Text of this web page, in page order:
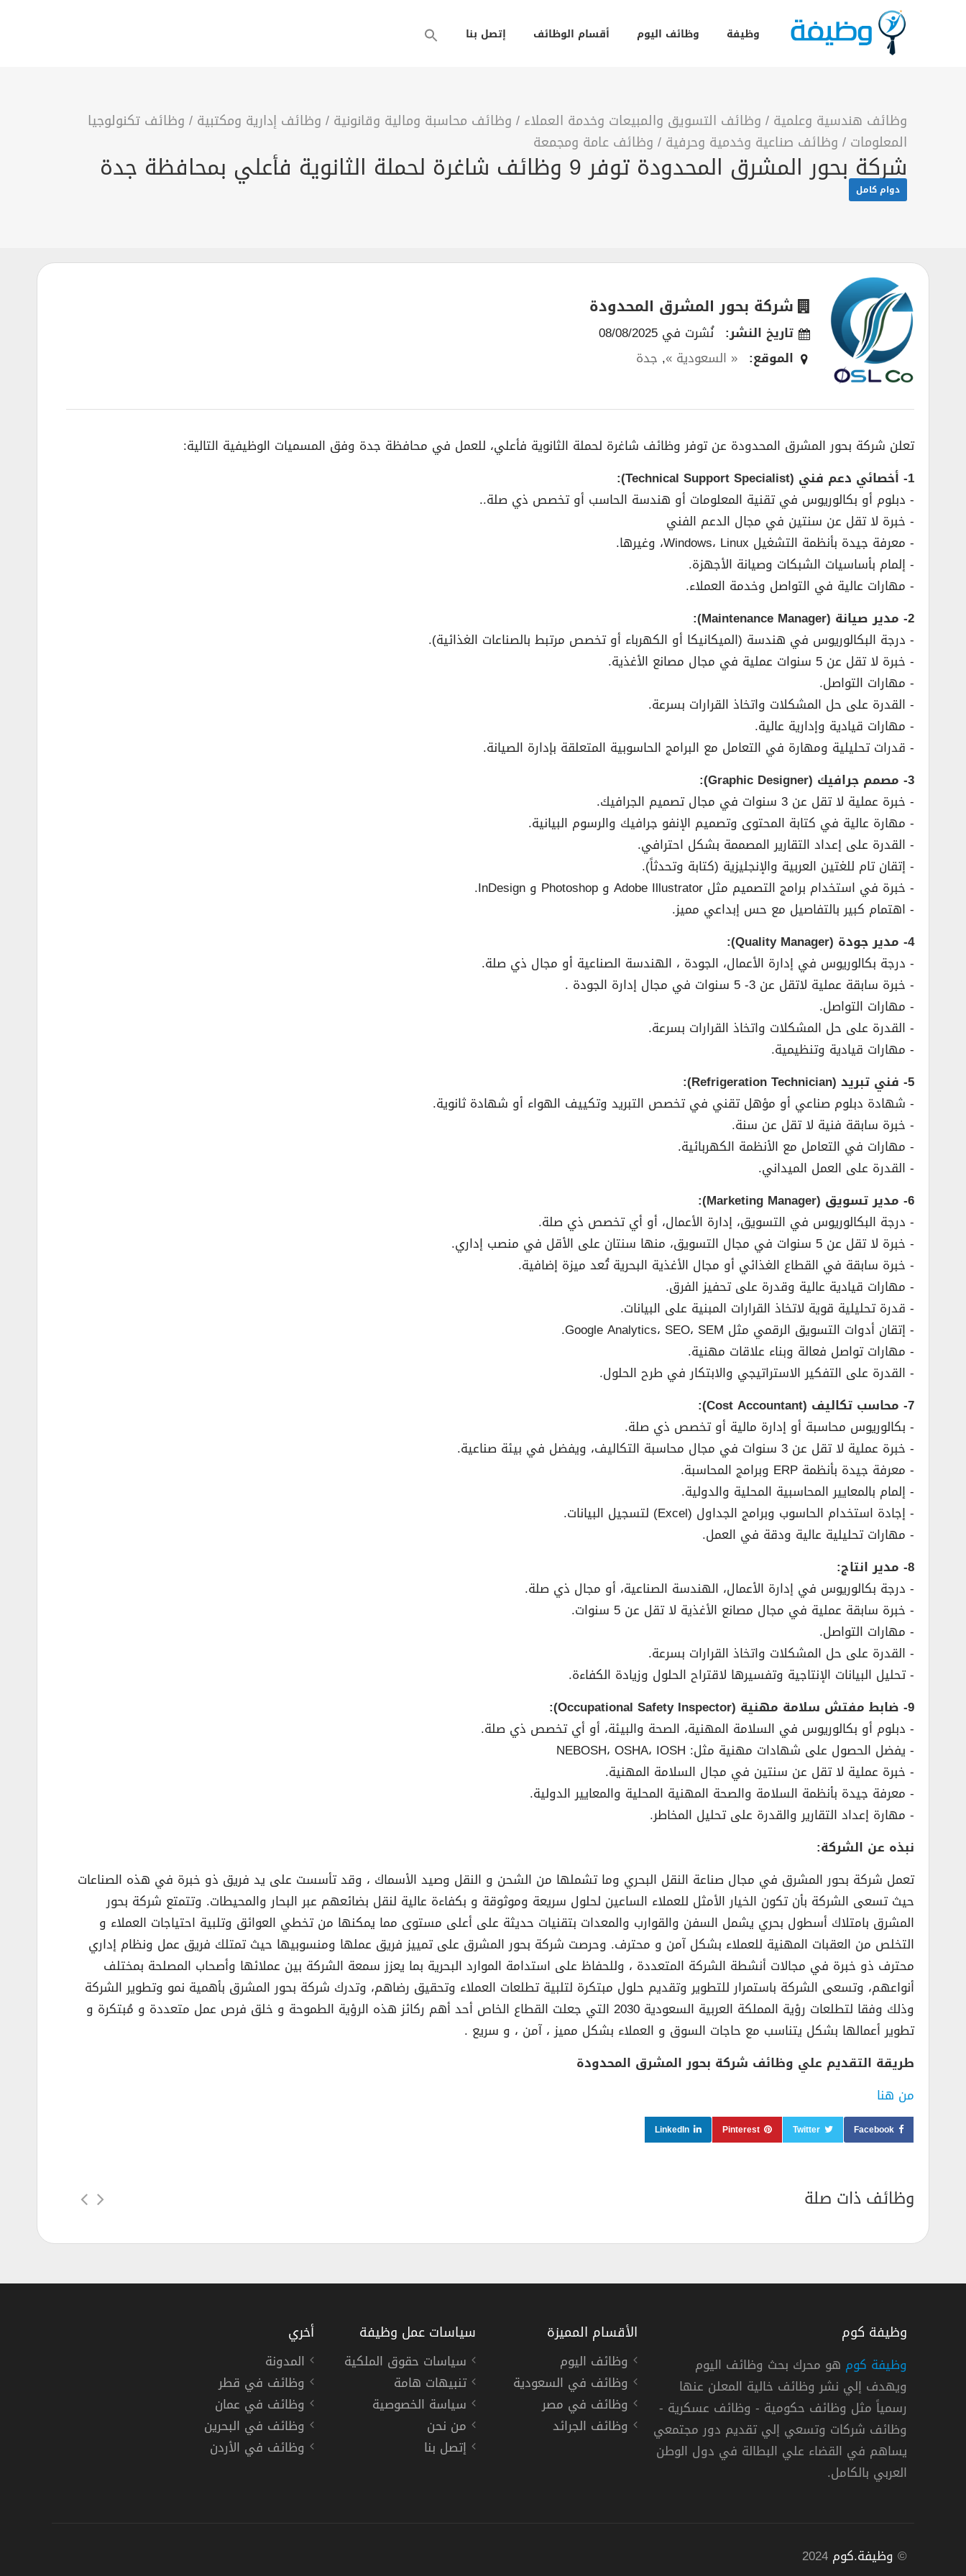
وظيفة وظائف اليوم أقسام الوظائف إتصل بنا
وظائف هندسية وعلمية / وظائف التسويق والمبيعات وخدمة العملاء / وظائف محاسبة ومالية وقانونية / وظائف إدارية ومكتبية / وظائف تكنولوجيا
المعلومات / وظائف صناعية وخدمية وحرفية / وظائف عامة ومجمعة
شركة بحور المشرق المحدودة توفر 9 وظائف شاغرة لحملة الثانوية فأعلي بمحافظة جدة
دوام كامل
شركة بحور المشرق المحدودة
تاريخ النشر: نُشرت في 08/08/2025
الموقع: « السعودية », جدة
تعلن شركة بحور المشرق المحدودة عن توفر وظائف شاغرة لحملة الثانوية فأعلي، للعمل في محافظة جدة وفق المسميات الوظيفية التالية:
1- أخصائي دعم فني (Technical Support Specialist):
­- دبلوم أو بكالوريوس في تقنية المعلومات أو هندسة الحاسب أو تخصص ذي صلة..
­- خبرة لا تقل عن سنتين في مجال الدعم الفني
­- معرفة جيدة بأنظمة التشغيل Windows، Linux، وغيرها.
­- إلمام بأساسيات الشبكات وصيانة الأجهزة.
­- مهارات عالية في التواصل وخدمة العملاء.
2- مدير صيانة (Maintenance Manager):
­- درجة البكالوريوس في هندسة (الميكانيكا أو الكهرباء أو تخصص مرتبط بالصناعات الغذائية).
­- خبرة لا تقل عن 5 سنوات عملية في مجال مصانع الأغذية.
­- مهارات التواصل.
­- القدرة على حل المشكلات واتخاذ القرارات بسرعة.
­- مهارات قيادية وإدارية عالية.
­- قدرات تحليلية ومهارة في التعامل مع البرامج الحاسوبية المتعلقة بإدارة الصيانة.
3- مصمم جرافيك (Graphic Designer):
­- خبرة عملية لا تقل عن 3 سنوات في مجال تصميم الجرافيك.
­- مهارة عالية في كتابة المحتوى وتصميم الإنفو جرافيك والرسوم البيانية.
­- القدرة على إعداد التقارير المصممة بشكل احترافي.
­- إتقان تام للغتين العربية والإنجليزية (كتابة وتحدثاً).
­- خبرة في استخدام برامج التصميم مثل Adobe Illustrator و Photoshop و InDesign.
­- اهتمام كبير بالتفاصيل مع حس إبداعي مميز.
4- مدير جودة (Quality Manager):
­- درجة بكالوريوس في إدارة الأعمال، الجودة ، الهندسة الصناعية أو مجال ذي صلة.
­- خبرة سابقة عملية لاتقل عن 3- 5 سنوات في مجال إدارة الجودة .
­- مهارات التواصل.
­- القدرة على حل المشكلات واتخاذ القرارات بسرعة.
­- مهارات قيادية وتنظيمية.
5- فني تبريد (Refrigeration Technician):
­- شهادة دبلوم صناعي أو مؤهل تقني في تخصص التبريد وتكييف الهواء أو شهادة ثانوية.
­- خبرة سابقة فنية لا تقل عن سنة.
­- مهارات في التعامل مع الأنظمة الكهربائية.
­- القدرة على العمل الميداني.
6- مدير تسويق (Marketing Manager):
­- درجة البكالوريوس في التسويق، إدارة الأعمال، أو أي تخصص ذي صلة.
­- خبرة لا تقل عن 5 سنوات في مجال التسويق، منها سنتان على الأقل في منصب إداري.
­- خبرة سابقة في القطاع الغذائي أو مجال الأغذية البحرية تُعد ميزة إضافية.
­- مهارات قيادية عالية وقدرة على تحفيز الفرق.
­- قدرة تحليلية قوية لاتخاذ القرارات المبنية على البيانات.
­- إتقان أدوات التسويق الرقمي مثل Google Analytics، SEO، SEM.
­- مهارات تواصل فعالة وبناء علاقات مهنية.
­- القدرة على التفكير الاستراتيجي والابتكار في طرح الحلول.
7- محاسب تكاليف (Cost Accountant):
­- بكالوريوس محاسبة أو إدارة مالية أو تخصص ذي صلة.
­- خبرة عملية لا تقل عن 3 سنوات في مجال محاسبة التكاليف، ويفضل في بيئة صناعية.
­- معرفة جيدة بأنظمة ERP وبرامج المحاسبة.
­- إلمام بالمعايير المحاسبية المحلية والدولية.
­- إجادة استخدام الحاسوب وبرامج الجداول (Excel) لتسجيل البيانات.
­- مهارات تحليلية عالية ودقة في العمل.
8- مدير انتاج:
­- درجة بكالوريوس في إدارة الأعمال، الهندسة الصناعية، أو مجال ذي صلة.
­- خبرة سابقة عملية في مجال مصانع الأغذية لا تقل عن 5 سنوات.
­- مهارات التواصل.
­- القدرة على حل المشكلات واتخاذ القرارات بسرعة.
­- تحليل البيانات الإنتاجية وتفسيرها لاقتراح الحلول وزيادة الكفاءة.
9- ضابط مفتش سلامة مهنية (Occupational Safety Inspector):
­- دبلوم أو بكالوريوس في السلامة المهنية، الصحة والبيئة، أو أي تخصص ذي صلة.
­- يفضل الحصول على شهادات مهنية مثل: NEBOSH، OSHA، IOSH
­- خبرة عملية لا تقل عن سنتين في مجال السلامة المهنية.
­- معرفة جيدة بأنظمة السلامة والصحة المهنية المحلية والمعايير الدولية.
­- مهارة إعداد التقارير والقدرة على تحليل المخاطر.
نبذه عن الشركة:
تعمل شركة بحور المشرق في مجال صناعة النقل البحري وما تشملها من الشحن و النقل وصيد الأسماك ، وقد تأسست على يد فريق ذو خبرة في هذه الصناعات
حيث تسعى الشركة بأن تكون الخيار الأمثل للعملاء الساعين لحلول سريعة وموثوقة و بكفاءة عالية لنقل بضائعهم عبر البحار والمحيطات. وتتمتع شركة بحور
المشرق بامتلاك أسطول بحري يشمل السفن والقوارب والمعدات بتقنيات حديثة على أعلى مستوى مما يمكنها من تخطي العوائق وتلبية احتياجات العملاء و
التخلص من العقبات المهنية للعملاء بشكل آمن و محترف. وحرصت شركة بحور المشرق على تمييز فريق عملها ومنسوبيها حيث تمتلك فريق عمل ونظام إداري
محترف ذو خبرة في مجالات أنشطة الشركة المتعددة ، وللحفاظ على استدامة الموارد البحرية بما يعزز سمعة الشركة بين عملائها وأصحاب المصلحة بمختلف
أنواعهم، وتسعى الشركة باستمرار للتطوير وتقديم حلول مبتكرة لتلبية تطلعات العملاء وتحقيق رضاهم، وتدرك شركة بحور المشرق بأهمية نمو وتطوير الشركة
وذلك وفقا لتطلعات رؤية المملكة العربية السعودية 2030 التي جعلت القطاع الخاص أحد أهم ركائز هذه الرؤية الطموحة و خلق فرص عمل متعددة و مُبتكرة و
تطوير أعمالها بشكل يتناسب مع حاجات السوق و العملاء بشكل مميز ، آمن ، و سريع .
طريقة التقديم علي وظائف شركة بحور المشرق المحدودة
من هنا
Facebook
Twitter
Pinterest
LinkedIn
وظائف ذات صلة
وظيفة مدقق داخلي أول في شركة طيران أديل بجدة
جدة
شركة رينتوكيل انيشيال توفر 15 وظيفة لحملة الثانوي فأعلي بالرياض وجدة والدمام
شركة رينتوكيل انيشيال
« السعودية »,الرياض, جدة,الدمام
وظيفة كوم
وظيفة كوم هو محرك بحث وظائف اليوم
ويهدف إلي نشر وظائف خالية المعلن عنها
رسمياً مثل وظائف حكومية - وظائف عسكرية -
وظائف شركات وتسعي إلي تقديم دور مجتمعي
يساهم في القضاء علي البطالة في دول الوطن
العربي بالكامل.
الأقسام المميزة
وظائف اليوم
وظائف في السعودية
وظائف في مصر
وظائف الجرائد
سياسات عمل وظيفة
سياسات حقوق الملكية
تنبيهات هامة
سياسة الخصوصية
من نحن
إتصل بنا
أخري
المدونة
وظائف في قطر
وظائف في عمان
وظائف في البحرين
وظائف في الأردن
© وظيفة.كوم